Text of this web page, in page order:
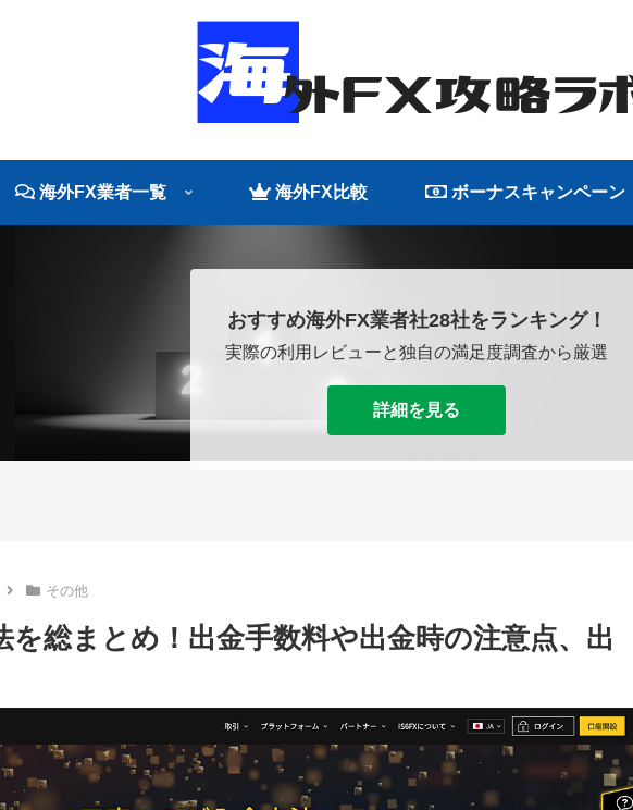
海外FX業者一覧 海外FX比較 ボーナスキャンペーン
おすすめ海外FX業者社28社をランキング！
実際の利用レビューと独自の満足度調査から厳選
詳細を見る
その他
を総まとめ！出金手数料や出金時の注意点、出